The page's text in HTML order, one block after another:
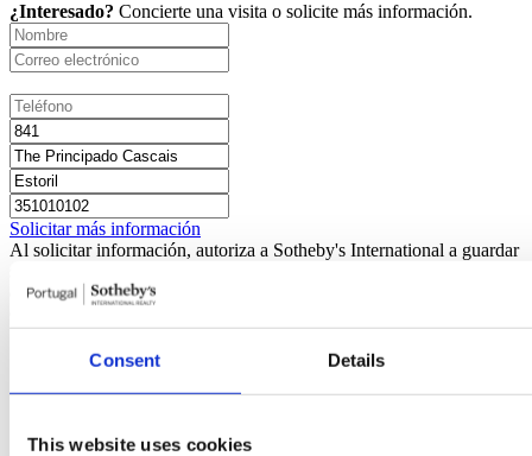
Consent Details
This website uses cookies
¿Interesado? Concierte una visita o solicite más información.
Solicitar más información
Al solicitar información, autoriza a Sotheby's International a guardar
de privacidad.